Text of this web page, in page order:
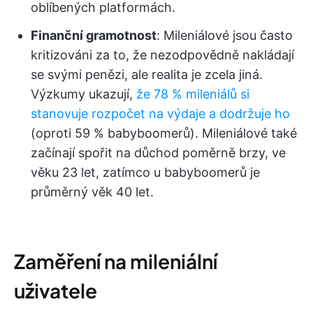
oblíbených platformách.
Finanční gramotnost: Mileniálové jsou často
kritizováni za to, že nezodpovědně nakládají
se svými penězi, ale realita je zcela jiná.
Výzkumy ukazují, že 78 % mileniálů si
stanovuje rozpočet na výdaje a dodržuje ho
(oproti 59 % babyboomerů). Mileniálové také
začínají spořit na důchod poměrně brzy, ve
věku 23 let, zatímco u babyboomerů je
průměrný věk 40 let.
Zaměření na mileniální
uživatele